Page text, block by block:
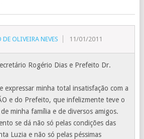
OLIVEIRA NEVES 11/01/2011
Rogério Dias e Prefeito Dr.
expressar minha total insatisfação com a
e do Prefeito, que infelizmente teve o
minha família e de diversos amigos.
se dá não só pelas condições das
Luzia e não só pelas péssimas